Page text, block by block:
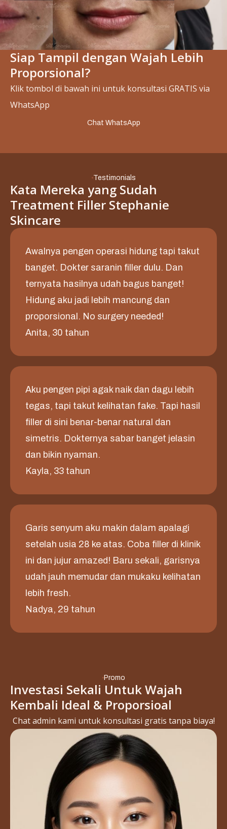
Slide 2 of 4.
Siap Tampil dengan Wajah Lebih
Proporsional?
Klik tombol di bawah ini untuk konsultasi GRATIS via
WhatsApp
Chat WhatsApp
Testimonials
Kata Mereka yang Sudah
Treatment Filler Stephanie
Skincare
Awalnya pengen operasi hidung tapi takut
banget. Dokter saranin filler dulu. Dan
ternyata hasilnya udah bagus banget!
Hidung aku jadi lebih mancung dan
proporsional. No surgery needed!
Anita, 30 tahun
Aku pengen pipi agak naik dan dagu lebih
tegas, tapi takut kelihatan fake. Tapi hasil
filler di sini benar-benar natural dan
simetris. Dokternya sabar banget jelasin
dan bikin nyaman.
Kayla, 33 tahun
Garis senyum aku makin dalam apalagi
setelah usia 28 ke atas. Coba filler di klinik
ini dan jujur amazed! Baru sekali, garisnya
udah jauh memudar dan mukaku kelihatan
lebih fresh.
Nadya, 29 tahun
Promo
Investasi Sekali Untuk Wajah
Kembali Ideal & Proporsioal
Chat admin kami untuk konsultasi gratis tanpa biaya!